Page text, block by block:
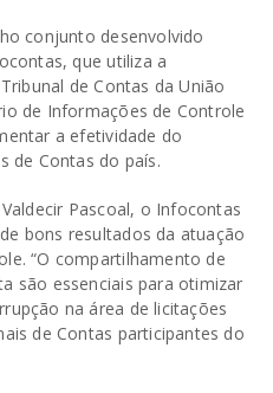
conjunto desenvolvido
que utiliza a
de Contas da União
de Informações de Controle
a efetividade do
de Contas do país.
Pascoal, o Infocontas
bons resultados da atuação
“O compartilhamento de
são essenciais para otimizar
na área de licitações
de Contas participantes do